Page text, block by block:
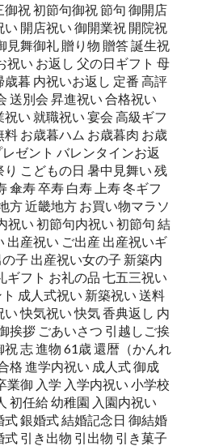
祝 初節句御祝 節句 御開店
開店祝い 御開業祝 開院祝
見舞御礼 贈り物 贈答 誕生祝
祝い お返し 父の日ギフト 母
暮 内祝いお返し 定番 高評
送別会 昇進祝い 合格祝い
い 就職祝い 宴会 高級ギフ
料 お歳暮ハム お歳暮肉 お歳
ゼント バレンタインお返
り こどもの日 暑中見舞い 残
傘寿 卒寿 白寿 上寿 冬ギフ
方 近畿地方 お買い物マラソ
祝い 初節句内祝い 初節句 結
出産祝い ご出産 出産祝いギ
子 出産祝い女の子 新築内
ギフト お礼の品 七五三祝い
成人式祝い 新築祝い 送料
快気祝い 快気 香典返し 内
挨拶 ごあいさつ 引越しご挨
志 進物 61歳 還暦（かんれ
格 進学内祝い 成人式 御成
業御 入学 入学内祝い 小学校
初任給 幼稚園 入園内祝い
銀婚式 結婚記念日 御結婚
引き出物 引出物 引き菓子